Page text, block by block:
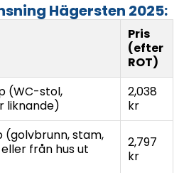
Hägersten 2025:
Pris
(efter
ROT)
(WC-stol,
liknande)
2,038
kr
stam,
från hus ut
2,797
kr